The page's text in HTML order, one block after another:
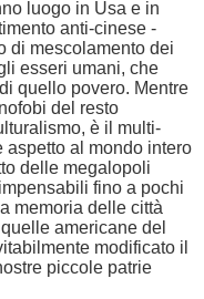
luogo in Usa e in
anti-cinese -
di mescolamento dei
esseri umani, che
quello povero. Mentre
del resto
è il multi-
al mondo intero
delle megalopoli
fino a pochi
memoria delle città
americane del
modificato il
piccole patrie